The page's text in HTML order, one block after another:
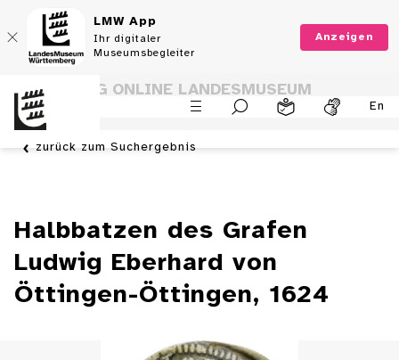
LMW App
Ihr digitaler
Museumsbegleiter
Anzeigen
En
SAMMLUNG ONLINE LANDESMUSEUM
WÜRTTEMBERG
zurück zum Suchergebnis
Halbbatzen des Grafen
Ludwig Eberhard von
Öttingen-Öttingen, 1624